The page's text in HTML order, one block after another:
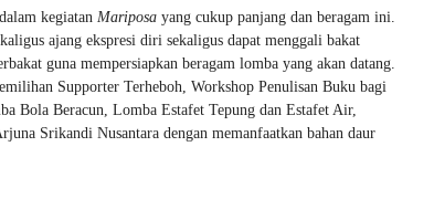
kegiatan Mariposa yang cukup panjang dan beragam ini.
ajang ekspresi diri sekaligus dapat menggali bakat
guna mempersiapkan beragam lomba yang akan datang.
Supporter Terheboh, Workshop Penulisan Buku bagi
Bola Beracun, Lomba Estafet Tepung dan Estafet Air,
Srikandi Nusantara dengan memanfaatkan bahan daur